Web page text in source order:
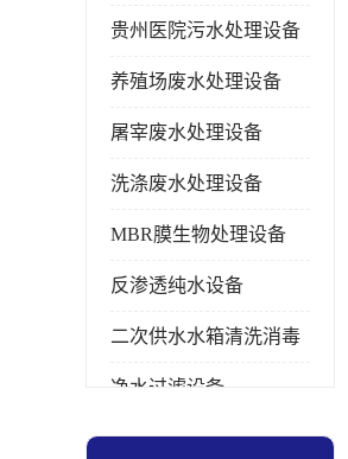
贵州医院污水处理设备
养殖场废水处理设备
屠宰废水处理设备
洗涤废水处理设备
MBR膜生物处理设备
反渗透纯水设备
二次供水水箱清洗消毒
净水过滤设备
软水设备